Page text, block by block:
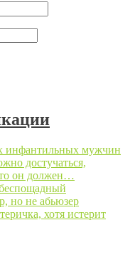
мужчин
достучаться,
он должен…
но не абьюзер
хотя истерит